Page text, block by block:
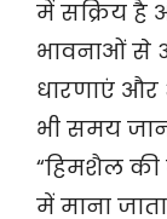
में सक्रिय है
भावनाओं से
धारणाएं और
भी समय
“हिमशैल
में माना